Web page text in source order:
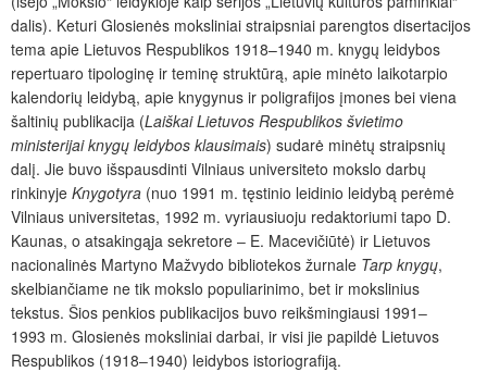
dalis). Keturi Glosienės moksliniai straipsniai parengtos disertacijos
tema apie Lietuvos Respublikos 1918–1940 m. knygų leidybos
repertuaro tipologinę ir teminę struktūrą, apie minėto laikotarpio
kalendorių leidybą, apie knygynus ir poligrafijos įmones bei viena
šaltinių publikacija (Laiškai Lietuvos Respublikos švietimo
ministerijai knygų leidybos klausimais) sudarė minėtų straipsnių
dalį. Jie buvo išspausdinti Vilniaus universiteto mokslo darbų
rinkinyje Knygotyra (nuo 1991 m. tęstinio leidinio leidybą perėmė
Vilniaus universitetas, 1992 m. vyriausiuoju redaktoriumi tapo D.
Kaunas, o atsakingąja sekretore ‒ E. Macevičiūtė) ir Lietuvos
nacionalinės Martyno Mažvydo bibliotekos žurnale Tarp knygų,
skelbiančiame ne tik mokslo populiarinimo, bet ir mokslinius
tekstus. Šios penkios publikacijos buvo reikšmingiausi 1991‒
1993 m. Glosienės moksliniai darbai, ir visi jie papildė Lietuvos
Respublikos (1918‒1940) leidybos istoriografiją.